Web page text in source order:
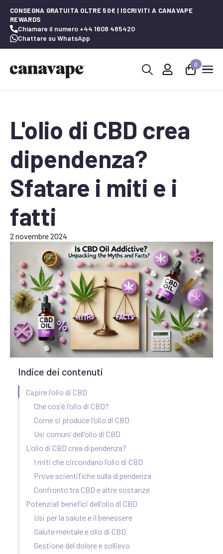
CONSEGNA GRATUITA OLTRE 50€ | ISCRIVITI A CANAVAPE
REWARDS
Chiamare il numero +44 1608 485420
Chattare su WhatsApp
0
L'olio di CBD crea
dipendenza?
Sfatare i miti e i
fatti
2 novembre 2024
Indice dei contenuti
Capire l'olio di CBD
Che cos'è l'olio di CBD?
Come si produce l'olio di CBD
Usi comuni dell'olio di CBD
L'olio di CBD crea dipendenza?
I miti che circondano l'olio di CBD
Prove scientifiche sulla dipendenza
Confronto tra CBD e altre sostanze
Potenziali benefici dell'olio di CBD
Usi per la salute e il benessere
Salute mentale e olio di CBD
Gestione del dolore e sollievo